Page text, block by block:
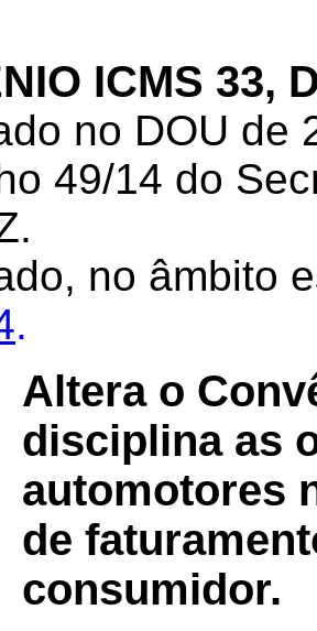
ICMS 33,
no DOU de
49/14 do
no âmbito
.
Altera o
disciplina as
automotores
de
consumidor.